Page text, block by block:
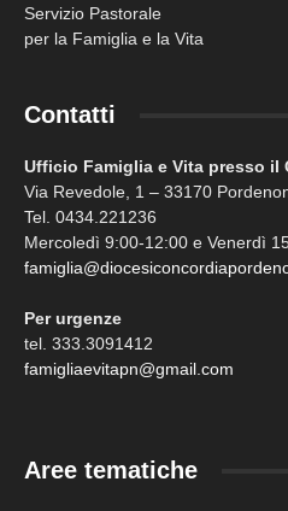
Servizio Pastorale
per la Famiglia e la Vita
Contatti
Ufficio Famiglia e Vita presso il
Via Revedole, 1 – 33170
Tel. 0434.221236
Mercoledì 9:00-12:00 e Venerdì
Per urgenze
tel. 333.3091412
famigliaevitapn@gmail.com
Aree tematiche